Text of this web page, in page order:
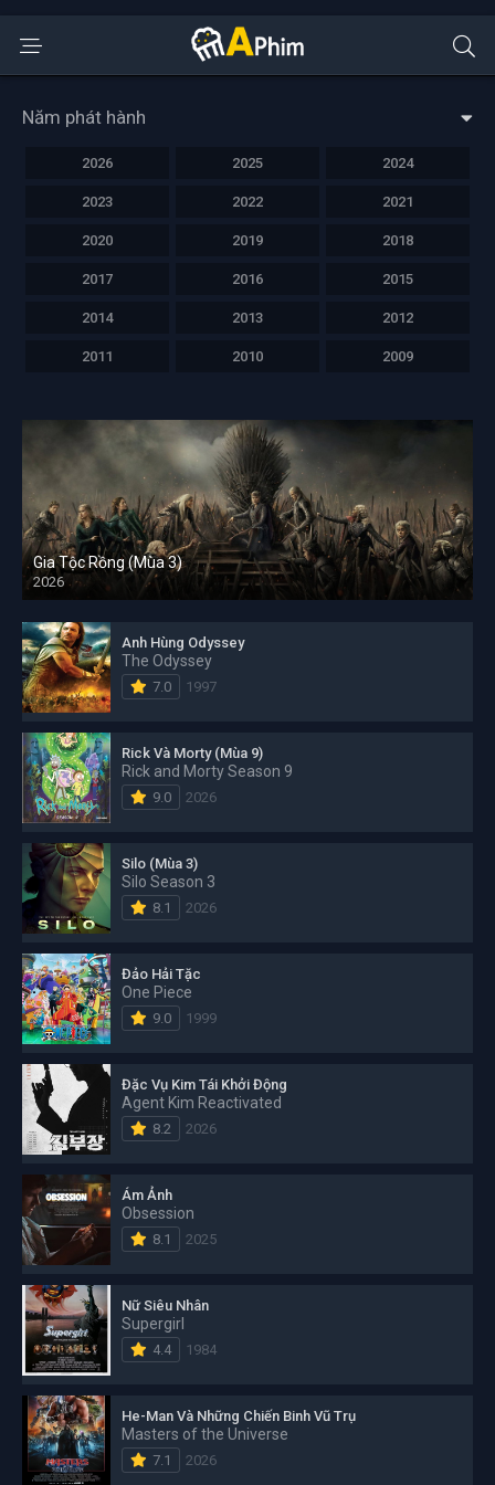
Năm phát hành
2026 2025 2024
2023 2022 2021
2020 2019 2018
2017 2016 2015
2014 2013 2012
2011 2010 2009
Gia Tộc Rồng (Mùa 3)
2026
Anh Hùng Odyssey
The Odyssey
7.0 1997
Rick Và Morty (Mùa 9)
Rick and Morty Season 9
9.0 2026
Silo (Mùa 3)
Silo Season 3
8.1 2026
Đảo Hải Tặc
One Piece
9.0 1999
Đặc Vụ Kim Tái Khởi Động
Agent Kim Reactivated
8.2 2026
Ám Ảnh
Obsession
8.1 2025
Nữ Siêu Nhân
Supergirl
4.4 1984
He-Man Và Những Chiến Binh Vũ Trụ
Masters of the Universe
7.1 2026